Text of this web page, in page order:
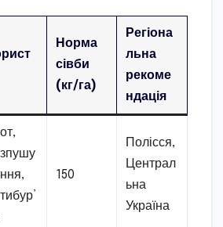
Норма
сівби
(кг/га)
Регіона
льна
рекоме
ндація
150
Полісся,
Централ
ьна
Україна